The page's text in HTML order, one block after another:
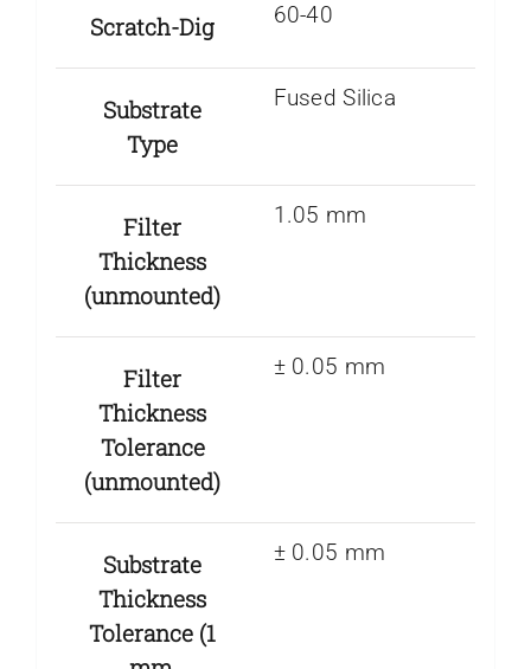
Scratch-Dig 60-40
Substrate
Type
Fused Silica
Filter
Thickness
(unmounted)
1.05 mm
Filter
Thickness
Tolerance
(unmounted)
± 0.05 mm
Substrate
Thickness
Tolerance (1
± 0.05 mm